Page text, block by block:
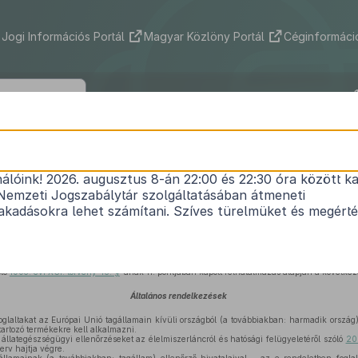
Információs Portál Magyar Közlöny Portál
53/2004. (IV. 24.) FVM rendelet
az Európai Unió területére behozni
állategészségügyi ellenőrzéséről
1995. évi XCI. törvény 45. §-ának 11. pontjában kapott felhatalmazás alapján a
Általános rendelkezések
az Európai Unió tagállamain kívüli országból (a továbbiakban: harmadik
termékekre kell alkalmazni.
ellenőrzéseket az élelmiszerláncról és hatósági felügyeletéről szóló
hajtja végre.
2026. augusztus 8-án 22:00 és 22:30 óra között
Jogszabálytár szolgáltatásában átmeneti
lehet számítani. Szíves türelmüket és